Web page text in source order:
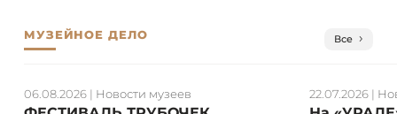
МУЗЕЙНОЕ ДЕЛО Все
06.08.2026| Новости музеев 22.07.2026 |